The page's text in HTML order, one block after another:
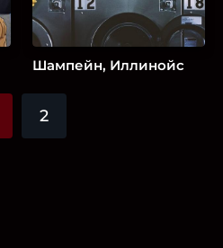
Шампейн, Иллинойс
2